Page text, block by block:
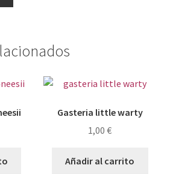
Gasteria little warty
1,00€
Añadir al carrito